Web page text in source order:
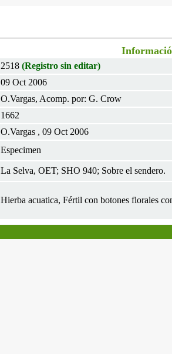
2518 (Registro sin editar)
09 Oct 2006
O.Vargas, Acomp. por: G. Crow
1662
O.Vargas , 09 Oct 2006
Especimen
La Selva, OET; SHO 940; Sobre el sendero.
Hierba acuatica, Fértil con botones florales